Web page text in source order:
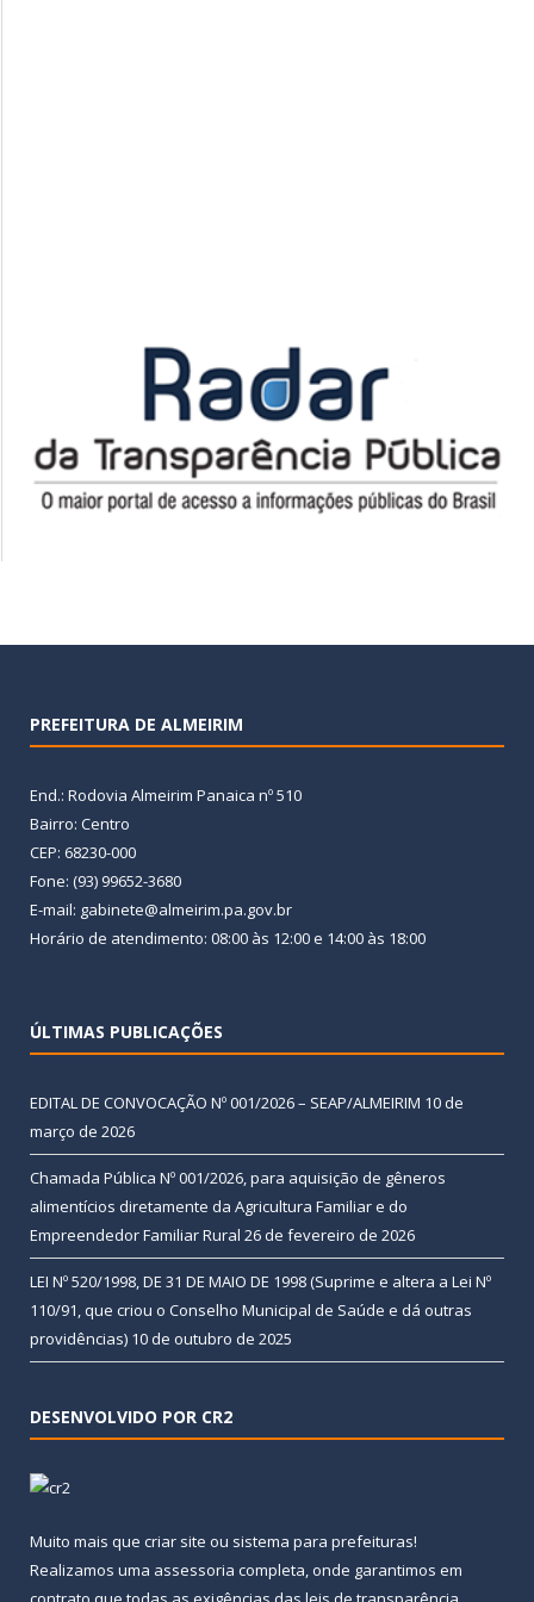
PREFEITURA DE ALMEIRIM
End.: Rodovia Almeirim Panaica nº 510
Bairro: Centro
CEP: 68230-000
Fone: (93) 99652-3680
E-mail: gabinete@almeirim.pa.gov.br
Horário de atendimento: 08:00 às 12:00 e 14:00 às 18:00
ÚLTIMAS PUBLICAÇÕES
EDITAL DE CONVOCAÇÃO Nº 001/2026 – SEAP/ALMEIRIM 10 de
março de 2026
Chamada Pública Nº 001/2026, para aquisição de gêneros
alimentícios diretamente da Agricultura Familiar e do
Empreendedor Familiar Rural 26 de fevereiro de 2026
LEI Nº 520/1998, DE 31 DE MAIO DE 1998 (Suprime e altera a Lei Nº
110/91, que criou o Conselho Municipal de Saúde e dá outras
providências) 10 de outubro de 2025
DESENVOLVIDO POR CR2
Muito mais que criar site ou sistema para prefeituras!
Realizamos uma assessoria completa, onde garantimos em